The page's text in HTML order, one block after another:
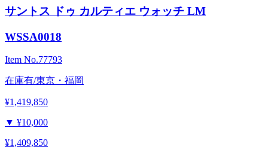
サントス ドゥ カルティエ ウォッチ LM
WSSA0018
Item No.77793
在庫有/東京・福岡
¥1,419,850
▼ ¥10,000
¥1,409,850